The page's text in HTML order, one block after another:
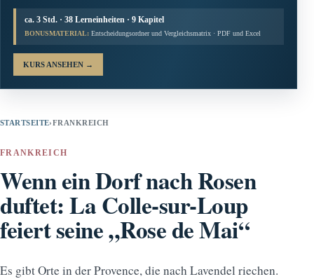
ca. 3 Std. · 38 Lerneinheiten · 9 Kapitel
BONUSMATERIAL: Entscheidungsordner und Vergleichsmatrix · PDF und Excel
KURS ANSEHEN →
STARTSEITE›FRANKREICH
FRANKREICH
Wenn ein Dorf nach Rosen
duftet: La Colle-sur-Loup
feiert seine „Rose de Mai“
Es gibt Orte in der Provence, die nach Lavendel riechen.